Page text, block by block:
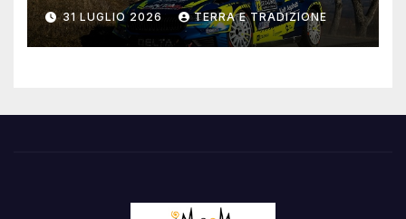
31 LUGLIO 2026 TERRA E TRADIZIONE